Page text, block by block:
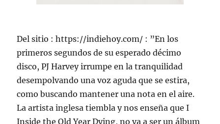
Del sitio : https://indiehoy.com/ : ”En los
primeros segundos de su esperado décimo
disco, PJ Harvey irrumpe en la tranquilidad
desempolvando una voz aguda que se estira,
como buscando mantener una nota en el aire.
La artista inglesa tiembla y nos enseña que I
Inside the Old Year Dying, no va a ser un álbum